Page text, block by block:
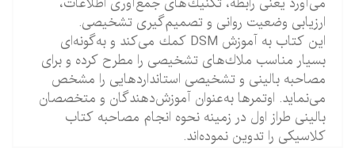
ارزیابى وضعیت روانى و تصمیم‏‌گیرى تشخیصى.
این كتاب به آموزش DSM كمك می‌‏كند و به‌گونه‏‌اى
بسیار مناسب ملاك‏‌هاى تشخیصى را مطرح كرده و براى
مصاحبه بالینى و تشخیصى استانداردهایى را مشخص
می‌‏نماید. اوتمرها به‌عنوان آموزش‏‌دهندگان و متخصصان
بالینى طراز اول در زمینه نحوه انجام مصاحبه كتاب
كلاسیكى را تدوین نموده‌‏اند.